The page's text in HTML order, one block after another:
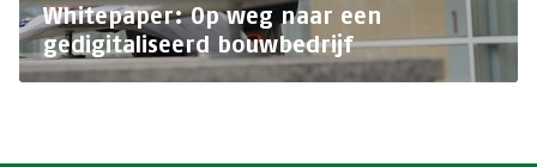
Whitepaper: Op weg naar een
gedigitaliseerd bouwbedrijf